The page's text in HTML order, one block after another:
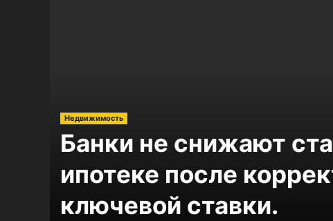
Недвижимость
Банки не снижают
ипотеке после
ключевой ставки.